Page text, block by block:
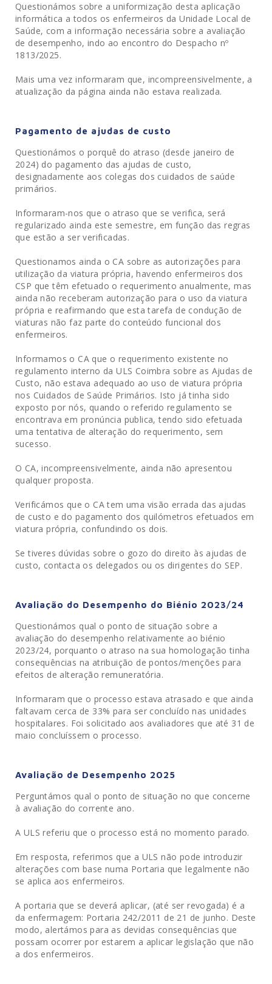
Questionámos sobre a uniformização desta aplicação
informática a todos os enfermeiros da Unidade Local de
Saúde, com a informação necessária sobre a avaliação
de desempenho, indo ao encontro do Despacho nº
1813/2025.
Mais uma vez informaram que, incompreensivelmente, a
atualização da página ainda não estava realizada.
Pagamento de ajudas de custo
Questionámos o porquê do atraso (desde janeiro de
2024) do pagamento das ajudas de custo,
designadamente aos colegas dos cuidados de saúde
primários.
Informaram-nos que o atraso que se verifica, será
regularizado ainda este semestre, em função das regras
que estão a ser verificadas.
Questionamos ainda o CA sobre as autorizações para
utilização da viatura própria, havendo enfermeiros dos
CSP que têm efetuado o requerimento anualmente, mas
ainda não receberam autorização para o uso da viatura
própria e reafirmando que esta tarefa de condução de
viaturas não faz parte do conteúdo funcional dos
enfermeiros.
Informamos o CA que o requerimento existente no
regulamento interno da ULS Coimbra sobre as Ajudas de
Custo, não estava adequado ao uso de viatura própria
nos Cuidados de Saúde Primários. Isto já tinha sido
exposto por nós, quando o referido regulamento se
encontrava em pronúncia publica, tendo sido efetuada
uma tentativa de alteração do requerimento, sem
sucesso.
O CA, incompreensivelmente, ainda não apresentou
qualquer proposta.
Verificámos que o CA tem uma visão errada das ajudas
de custo e do pagamento dos quilómetros efetuados em
viatura própria, confundindo os dois.
Se tiveres dúvidas sobre o gozo do direito às ajudas de
custo, contacta os delegados ou os dirigentes do SEP.
Avaliação do Desempenho do Biénio 2023/24
Questionámos qual o ponto de situação sobre a
avaliação do desempenho relativamente ao biénio
2023/24, porquanto o atraso na sua homologação tinha
consequências na atribuição de pontos/menções para
efeitos de alteração remuneratória.
Informaram que o processo estava atrasado e que ainda
faltavam cerca de 33% para ser concluído nas unidades
hospitalares. Foi solicitado aos avaliadores que até 31 de
maio concluíssem o processo.
Avaliação de Desempenho 2025
Perguntámos qual o ponto de situação no que concerne
à avaliação do corrente ano.
A ULS referiu que o processo está no momento parado.
Em resposta, referimos que a ULS não pode introduzir
alterações com base numa Portaria que legalmente não
se aplica aos enfermeiros.
A portaria que se deverá aplicar, (até ser revogada) é a
da enfermagem: Portaria 242/2011 de 21 de junho. Deste
modo, alertámos para as devidas consequências que
possam ocorrer por estarem a aplicar legislação que não
a dos enfermeiros.